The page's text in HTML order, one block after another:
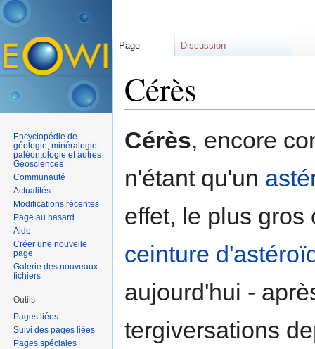
Cérès
Cérès, encore
n'étant qu'un
effet, le plus gros
ceinture
aujourd'hui -
tergiversations
Page Discussion
Encyclopédie de
géologie, minéralogie,
paléontologie et autres
Géosciences
Communauté
Actualités
Modifications récentes
Page au hasard
Aide
Créer une nouvelle
page
Galerie des nouveaux
fichiers
Outils
Pages liées
Suivi des pages liées
Pages spéciales